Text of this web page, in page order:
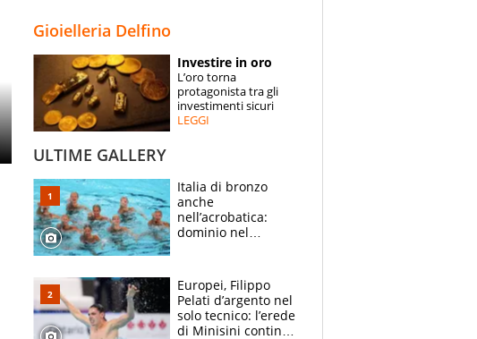
ESPERTI
CONTATTI
Gioielleria Delfino
Investire in oro
L’oro torna
protagonista tra gli
investimenti sicuri
LEGGI
ULTIME GALLERY
Italia di bronzo
anche
nell’acrobatica:
dominio nel
e compagni
continuare
Europei, Filippo
Pelati d’argento nel
solo tecnico: l’erede
di Minisini continua